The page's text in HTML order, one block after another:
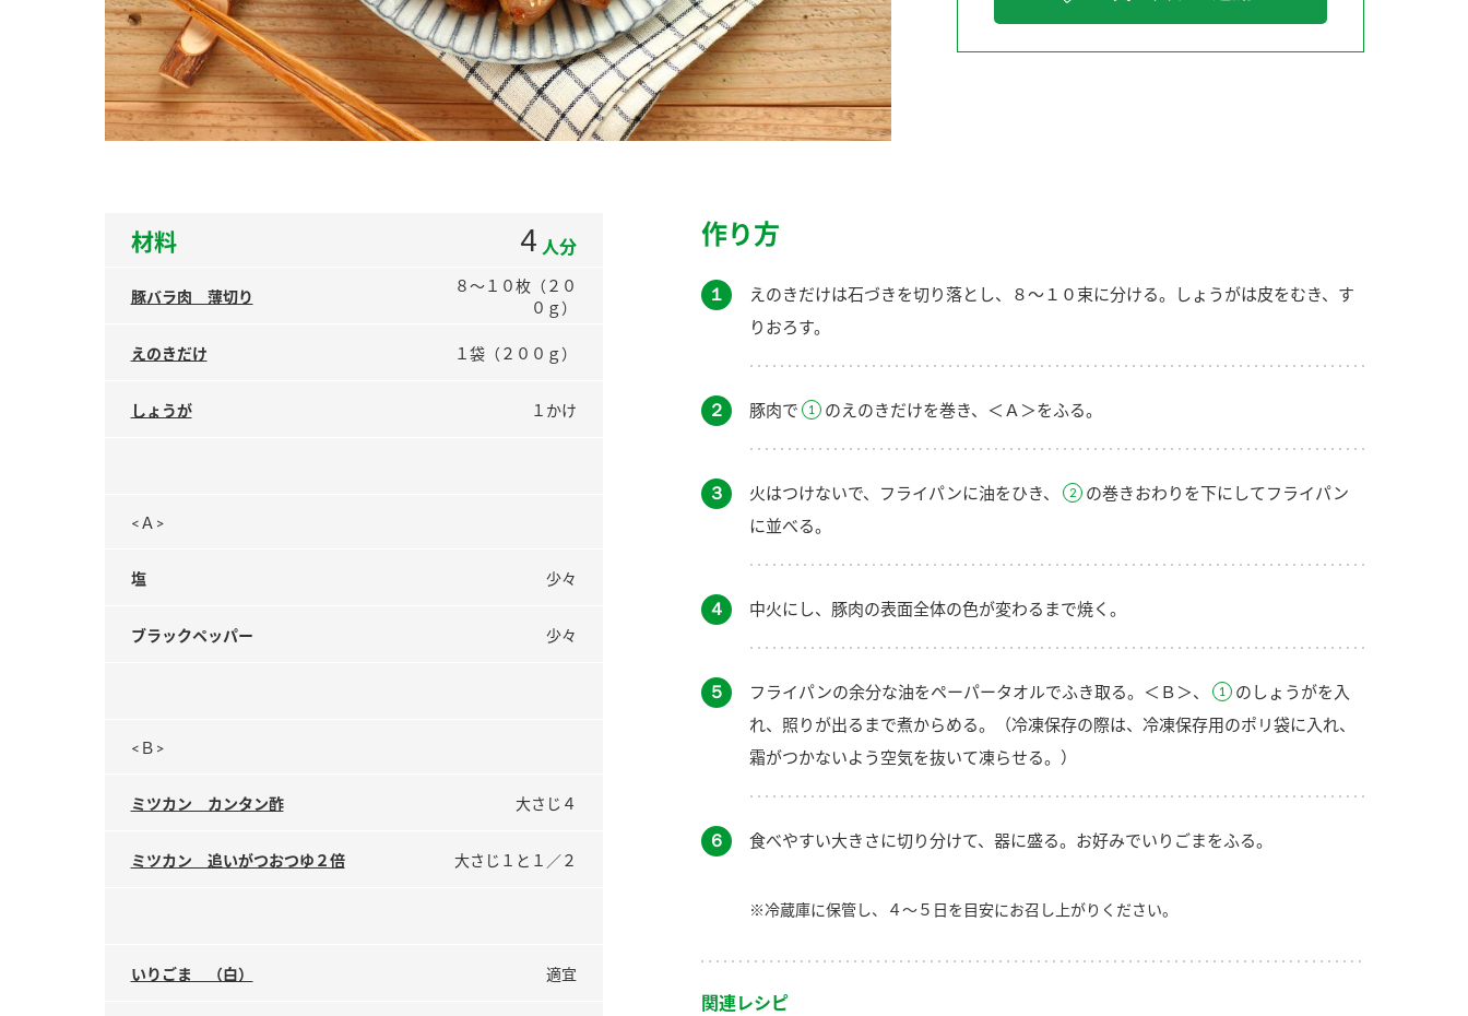
材料 4 人分
豚バラ肉 薄切り
８～１０枚（２０
０ｇ）
えのきだけ １袋（２００ｇ）
しょうが １かけ
<Ａ>
塩 少々
ブラックペッパー 少々
<Ｂ>
ミツカン カンタン酢 大さじ４
ミツカン 追いがつおつゆ２倍 大さじ１と１／２
いりごま （白） 適宜
作り方
１
えのきだけは石づきを切り落とし、８～１０束に分ける。しょうがは皮をむき、す
りおろす。
２ 豚肉で のえのきだけを巻き、＜Ａ＞をふる。
３ 火はつけないで、フライパンに油をひき、
の巻きおわりを下にしてフライパン
に並べる。
４ 中火にし、豚肉の表面全体の色が変わるまで焼く。
５ フライパンの余分な油をペーパータオルでふき取る。＜Ｂ＞、
のしょうがを入
れ、照りが出るまで煮からめる。（冷凍保存の際は、冷凍保存用のポリ袋に入れ、
霜がつかないよう空気を抜いて凍らせる。）
６ 食べやすい大きさに切り分けて、器に盛る。お好みでいりごまをふる。
※冷蔵庫に保管し、４～５日を目安にお召し上がりください。
関連レシピ